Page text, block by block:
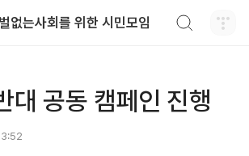
없는사회를 위한 시민모임
대 공동 캠페인 진행